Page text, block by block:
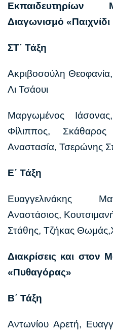
Εκπαιδευτηρίων
Διαγωνισμό
ΣΤ΄ Τάξη
Ακριβοσούλη
Λι Τσάουι
Μαργωμένος
Φίλιππος,
Αναστασία, Τσερώνης
Ε΄ Τάξη
Ευαγγελινάκης
Αναστάσιος,
Στάθης, Τζήκας
Διακρίσεις και στον
«Πυθαγόρας»
Β΄ Τάξη
Αντωνίου Αρετή,